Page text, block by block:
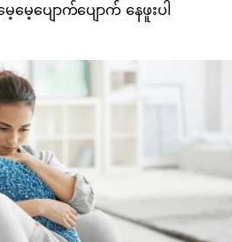
ေ့ပျောက်ပျောက် နေဖူးပါ